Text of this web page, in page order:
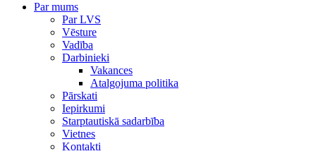
Par mums
Par LVS
Vēsture
Vadība
Darbinieki
Vakances
Atalgojuma politika
Pārskati
Iepirkumi
Starptautiskā sadarbība
Vietnes
Kontakti